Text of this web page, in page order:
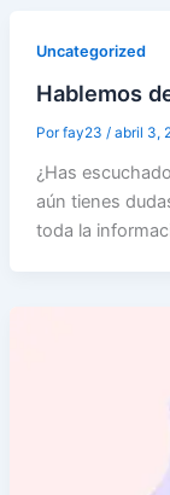
Uncategorized
Hablemos
Por fay23 / abril 3,
¿Has
aún tienes
toda la